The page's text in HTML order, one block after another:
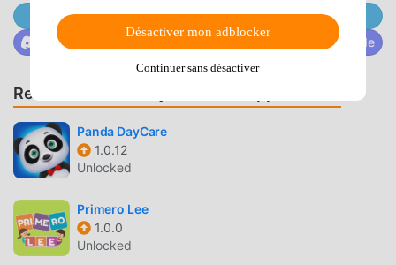
moddroid, vous pouvez télécharger et installer 모두의 퀴즈
2.12 en un seul clic. Qu'attendez-vous, téléchargez
moddroid et jouez !
JEU UNIQUE
모두의 퀴즈 En tant que jeu educational populaire, son
gameplay unique lui a permis de gagner un grand nombre
de fans à travers le monde. Contrairement aux jeux
qu'à suivre le didacticiel novice, vous pouvez donc
facilement démarrer tout le jeu et profiter de la joie
apportée par les jeux classiques educational 모두의 퀴즈
Rejoignez @MODDROID.CO sur Telegram Channel
Rejoignez @MODDROID.CO sur la communauté Discorde
Recommander des jeux et des applications
Panda DayCare
1.0.12
Unlocked
Primero Lee
1.0.0
Unlocked
Désactiver mon adblocker
Continuer sans désactiver